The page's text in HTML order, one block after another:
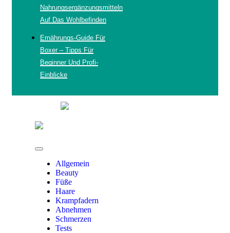
Nahrungsergänzungsmitteln
Auf Das Wohlbefinden
Ernährungs-Guide Für
Boxer – Tipps Für
Beginner Und Profi-
Einblicke
Allgemein
Beauty
Füße
Haare
Krampfadern
Abnehmen
Schmerzen
Tests